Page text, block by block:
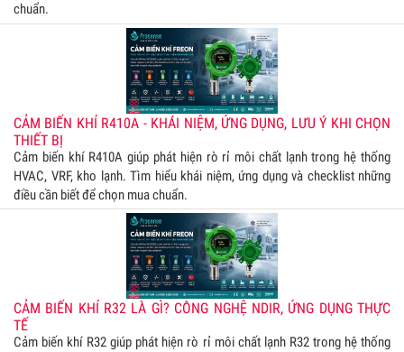
chuẩn.
CẢM BIẾN KHÍ R410A - KHÁI NIỆM, ỨNG DỤNG, LƯU Ý KHI CHỌN
THIẾT BỊ
Cảm biến khí R410A giúp phát hiện rò rỉ môi chất lạnh trong hệ thống
HVAC, VRF, kho lạnh. Tìm hiểu khái niệm, ứng dụng và checklist những
điều cần biết để chọn mua chuẩn.
CẢM BIẾN KHÍ R32 LÀ GÌ? CÔNG NGHỆ NDIR, ỨNG DỤNG THỰC
TẾ
Cảm biến khí R32 giúp phát hiện rò rỉ môi chất lạnh R32 trong hệ thống